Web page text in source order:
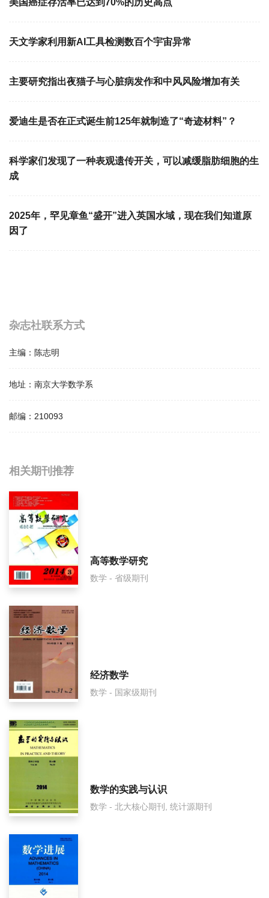
美国癌症存活率已达到70%的历史高点
天文学家利用新AI工具检测数百个宇宙异常
主要研究指出夜猫子与心脏病发作和中风风险增加有关
爱迪生是否在正式诞生前125年就制造了“奇迹材料”？
科学家们发现了一种表观遗传开关，可以减缓脂肪细胞的生
成
2025年，罕见章鱼“盛开”进入英国水域，现在我们知道原
因了
杂志社联系方式
主编： 陈志明
地址： 南京大学数学系
邮编： 210093
相关提问
Numerical Mathematics影响因子是多少？
Numerical Mathematics怎么样？
Numerical Mathematics面费如何收取？
Numerical Mathematics是什么级别刊物？
Numerical Mathematics审稿要多久？
Numerical Mathematics是国家级期刊吗？
相关期刊推荐
高等数学研究
数学 - 省级期刊
经济数学
数学 - 国家级期刊
数学的实践与认识
数学 - 北大核心期刊, 统计源期刊